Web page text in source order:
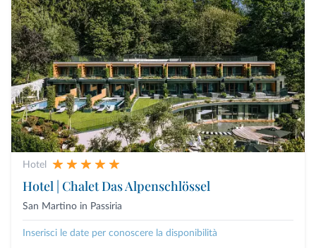
Hotel
Hotel | Chalet Das Alpenschlössel
San Martino in Passiria
Inserisci le date per conoscere la disponibilità